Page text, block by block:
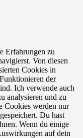
Erfahrungen zu
Von diesen
Cookies in
der
Ich verwende auch
analysieren und zu
Cookies werden nur
Du hast
Wenn du einige
auf dein